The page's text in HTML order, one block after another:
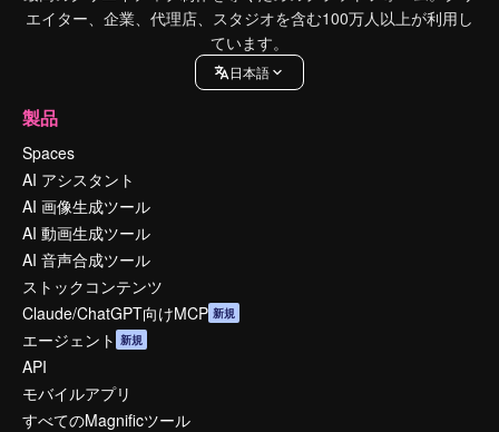
エイター、企業、代理店、スタジオを含む100万人以上が利用し
ています。
日本語
製品
Spaces
AI アシスタント
AI 画像生成ツール
AI 動画生成ツール
AI 音声合成ツール
ストックコンテンツ
Claude/ChatGPT向けMCP 新規
エージェント 新規
API
モバイルアプリ
すべてのMagnificツール